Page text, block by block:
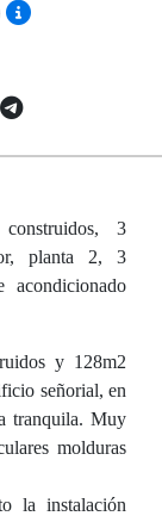
3
planta 2, 3
acondicionado
y 128m2
señorial, en
tranquila. Muy
molduras
la instalación